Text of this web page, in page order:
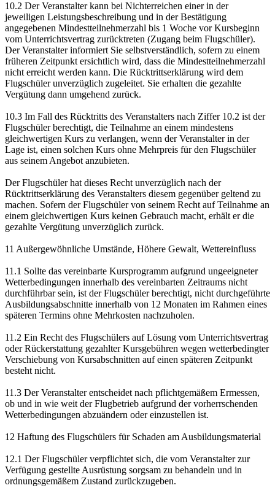
10.2 Der Veranstalter kann bei Nichterreichen einer in der
jeweiligen Leistungsbeschreibung und in der Bestätigung
angegebenen Mindestteilnehmerzahl bis 1 Woche vor Kursbeginn
vom Unterrichtsvertrag zurücktreten (Zugang beim Flugschüler).
Der Veranstalter informiert Sie selbstverständlich, sofern zu einem
früheren Zeitpunkt ersichtlich wird, dass die Mindestteilnehmerzahl
nicht erreicht werden kann. Die Rücktrittserklärung wird dem
Flugschüler unverzüglich zugeleitet. Sie erhalten die gezahlte
Vergütung dann umgehend zurück.
10.3 Im Fall des Rücktritts des Veranstalters nach Ziffer 10.2 ist der
Flugschüler berechtigt, die Teilnahme an einem mindestens
gleichwertigen Kurs zu verlangen, wenn der Veranstalter in der
Lage ist, einen solchen Kurs ohne Mehrpreis für den Flugschüler
aus seinem Angebot anzubieten.
Der Flugschüler hat dieses Recht unverzüglich nach der
Rücktrittserklärung des Veranstalters diesem gegenüber geltend zu
machen. Sofern der Flugschüler von seinem Recht auf Teilnahme an
einem gleichwertigen Kurs keinen Gebrauch macht, erhält er die
gezahlte Vergütung unverzüglich zurück.
11 Außergewöhnliche Umstände, Höhere Gewalt, Wettereinfluss
11.1 Sollte das vereinbarte Kursprogramm aufgrund ungeeigneter
Wetterbedingungen innerhalb des vereinbarten Zeitraums nicht
durchführbar sein, ist der Flugschüler berechtigt, nicht durchgeführte
Ausbildungsabschnitte innerhalb von 12 Monaten im Rahmen eines
späteren Termins ohne Mehrkosten nachzuholen.
11.2 Ein Recht des Flugschülers auf Lösung vom Unterrichtsvertrag
oder Rückerstattung gezahlter Kursgebühren wegen wetterbedingter
Verschiebung von Kursabschnitten auf einen späteren Zeitpunkt
besteht nicht.
11.3 Der Veranstalter entscheidet nach pflichtgemäßem Ermessen,
ob und in wie weit der Flugbetrieb aufgrund der vorherrschenden
Wetterbedingungen abzuändern oder einzustellen ist.
12 Haftung des Flugschülers für Schaden am Ausbildungsmaterial
12.1 Der Flugschüler verpflichtet sich, die vom Veranstalter zur
Verfügung gestellte Ausrüstung sorgsam zu behandeln und in
ordnungsgemäßem Zustand zurückzugeben.